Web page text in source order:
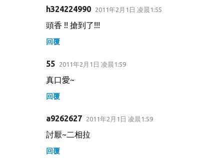
h324224990 2011年2月1日 凌晨1:55
頭香 !! 搶到了!!!
回覆
55 2011年2月1日 凌晨1:59
真口愛~
回覆
a9262627 2011年2月1日 凌晨1:59
討厭~二相拉
回覆